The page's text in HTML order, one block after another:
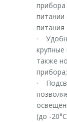
питании
питания
·
также
прибора;
·
(до -